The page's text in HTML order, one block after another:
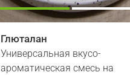
Глюталан
Универсальная вкусо-
ароматическая смесь на